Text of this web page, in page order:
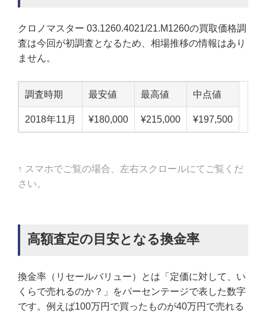
クロノマスター 03.1260.4021/21.M1260の買取価格調
査は今回が初調査となるため、相場推移の情報はあり
ません。
調査時期 最安値 最高値 中点値
2018年11月 ¥180,000 ¥215,000 ¥197,500
↑ スマホでご覧の場合、左右スクロールにてご覧くだ
さい。
高額査定の目安となる換金率
換金率（リセールバリュー）とは「定価に対して、い
くらで売れるのか？」をパーセンテージで表した数字
です。例えば100万円で買ったものが40万円で売れる